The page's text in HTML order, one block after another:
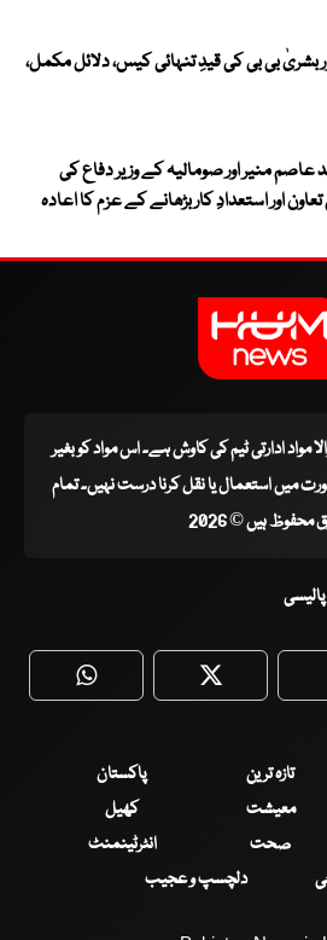
بشریٰ بی بی کی قیدِ تنہائی کیس، دلائل مکمل،
عاصم منیر اور صومالیہ کے وزیر دفاع کی
اور استعدادِ کار بڑھانے کے عزم کا اعادہ
مواد ادارتی ٹیم کی کاوش ہے۔ اس مواد کو بغیر
میں استعمال یا نقل کرنا درست نہیں۔ تمام
محفوظ ہیں © 2026
WhatsApp Twitter
تازہ ترین
پاکستان
معیشت
کھیل
صحت
انٹرٹینمنٹ
دلچسپ و عجیب